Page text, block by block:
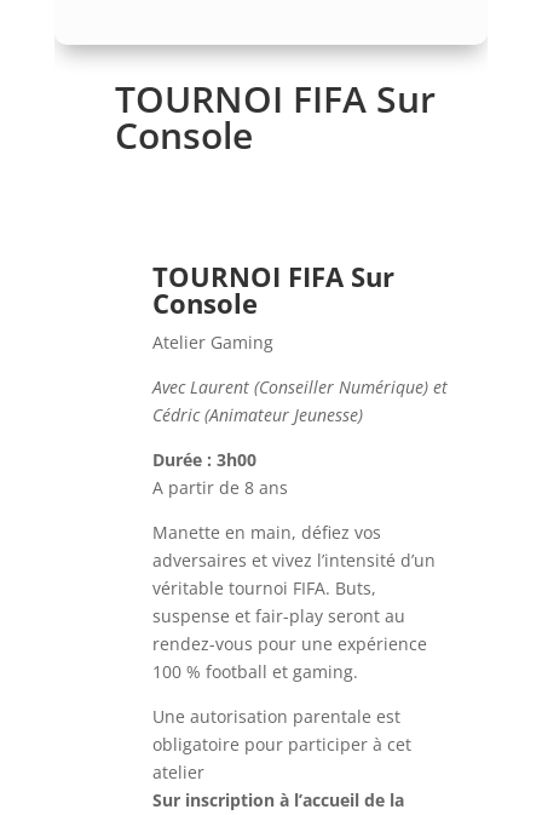
TOURNOI FIFA Sur
Console
TOURNOI FIFA Sur
Console
Atelier Gaming
Avec Laurent (Conseiller Numérique) et
Cédric (Animateur Jeunesse)
Durée : 3h00
A partir de 8 ans
Manette en main, défiez vos
adversaires et vivez l’intensité d’un
véritable tournoi FIFA. Buts,
suspense et fair-play seront au
rendez-vous pour une expérience
100 % football et gaming.
Une autorisation parentale est
obligatoire pour participer à cet
atelier
Sur inscription à l’accueil de la